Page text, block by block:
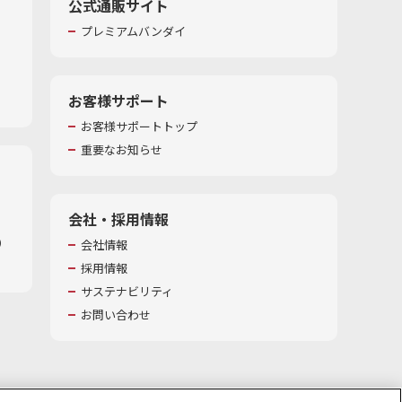
公式通販サイト
プレミアムバンダイ
お客様サポート
お客様サポートトップ
重要なお知らせ
会社・採用情報
会社情報
採用情報
サステナビリティ
お問い合わせ